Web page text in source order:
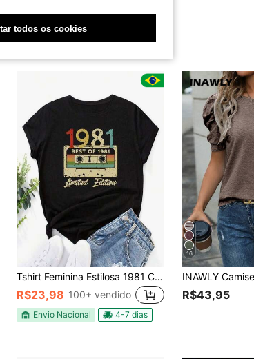
Tshirt Feminina Estilosa 1981 Camera Fotografica Estampada Lançamento Camiseta 100% Algodão Camisetão Solta Oversized Plus Size Camiseta
R$23,98 100+ vendido
Envio Nacional 4-7 dias
16
R$43,95
todos os cookies